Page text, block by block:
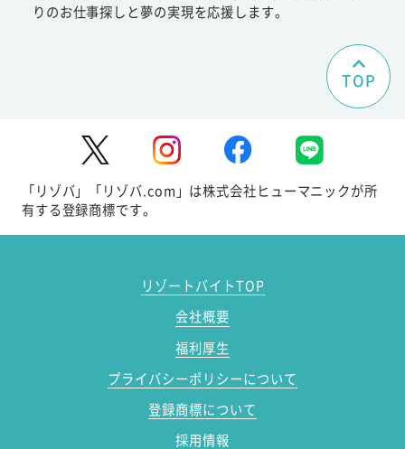
りのお仕事探しと夢の実現を応援します。
TOP
「リゾバ」「リゾバ.com」は株式会社ヒューマニックが所
有する登録商標です。
リゾートバイトTOP
会社概要
福利厚生
プライバシーポリシーについて
登録商標について
採用情報